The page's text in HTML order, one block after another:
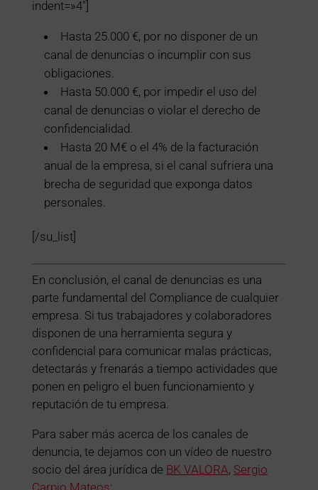
indent=»4″]
Hasta 25.000 €, por no disponer de un
canal de denuncias o incumplir con sus
obligaciones.
Hasta 50.000 €, por impedir el uso del
canal de denuncias o violar el derecho de
confidencialidad.
Hasta 20 M€ o el 4% de la facturación
anual de la empresa, si el canal sufriera una
brecha de seguridad que exponga datos
personales.
[/su_list]
En conclusión, el canal de denuncias es una
parte fundamental del Compliance de cualquier
empresa. Si tus trabajadores y colaboradores
disponen de una herramienta segura y
confidencial para comunicar malas prácticas,
detectarás y frenarás a tiempo actividades que
ponen en peligro el buen funcionamiento y
reputación de tu empresa.
Para saber más acerca de los canales de
denuncia, te dejamos con un vídeo de nuestro
socio del área jurídica de BK VALORA, Sergio
Carpio Mateos: